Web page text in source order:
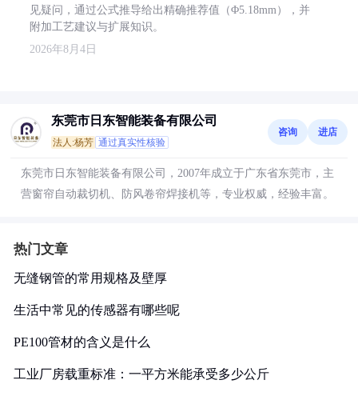
见疑问，通过公式推导给出精确推荐值（Φ5.18mm），并
附加工艺建议与扩展知识。
2026年8月4日
东莞市日东智能装备有限公司
法人:杨芳 通过真实性核验
咨询 进店
东莞市日东智能装备有限公司，2007年成立于广东省东莞市，主
营窗帘自动裁切机、防风卷帘焊接机等，专业权威，经验丰富。
热门文章
无缝钢管的常用规格及壁厚
生活中常见的传感器有哪些呢
PE100管材的含义是什么
工业厂房载重标准：一平方米能承受多少公斤